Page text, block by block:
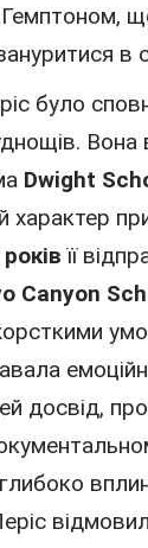
Гемптоном,
в
було
Вона
Dwight
характер
її
Canyon
досвід,